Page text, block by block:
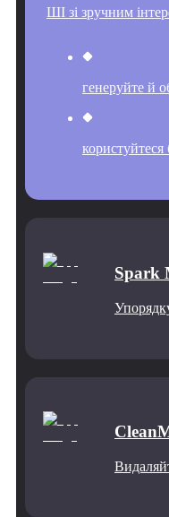
ШІ зі зручним
генеруйте й
користуйтеся
Spark